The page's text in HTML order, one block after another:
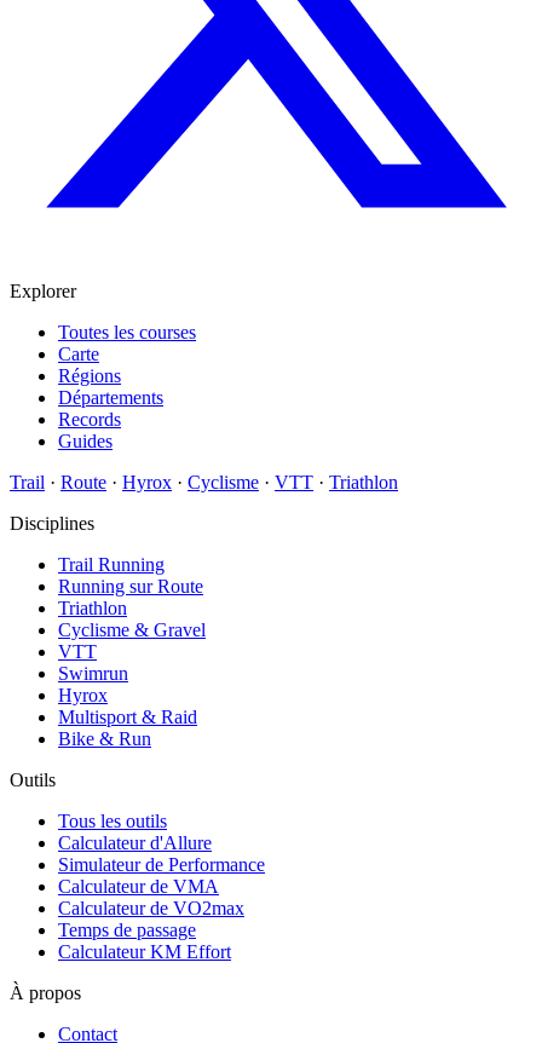
Explorer
Toutes les courses
Carte
Régions
Départements
Records
Guides
Trail · Route · Hyrox · Cyclisme · VTT · Triathlon
Disciplines
Trail Running
Running sur Route
Triathlon
Cyclisme & Gravel
VTT
Swimrun
Hyrox
Multisport & Raid
Bike & Run
Outils
Tous les outils
Calculateur d'Allure
Simulateur de Performance
Calculateur de VMA
Calculateur de VO2max
Temps de passage
Calculateur KM Effort
À propos
Contact